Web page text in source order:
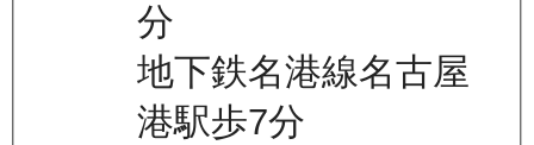
分
地下鉄名港線名古屋
港駅歩7分